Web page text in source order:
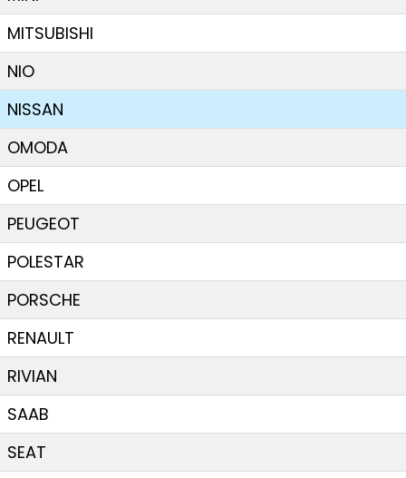
MITSUBISHI
NIO
NISSAN
OMODA
OPEL
PEUGEOT
POLESTAR
PORSCHE
RENAULT
RIVIAN
SAAB
SEAT